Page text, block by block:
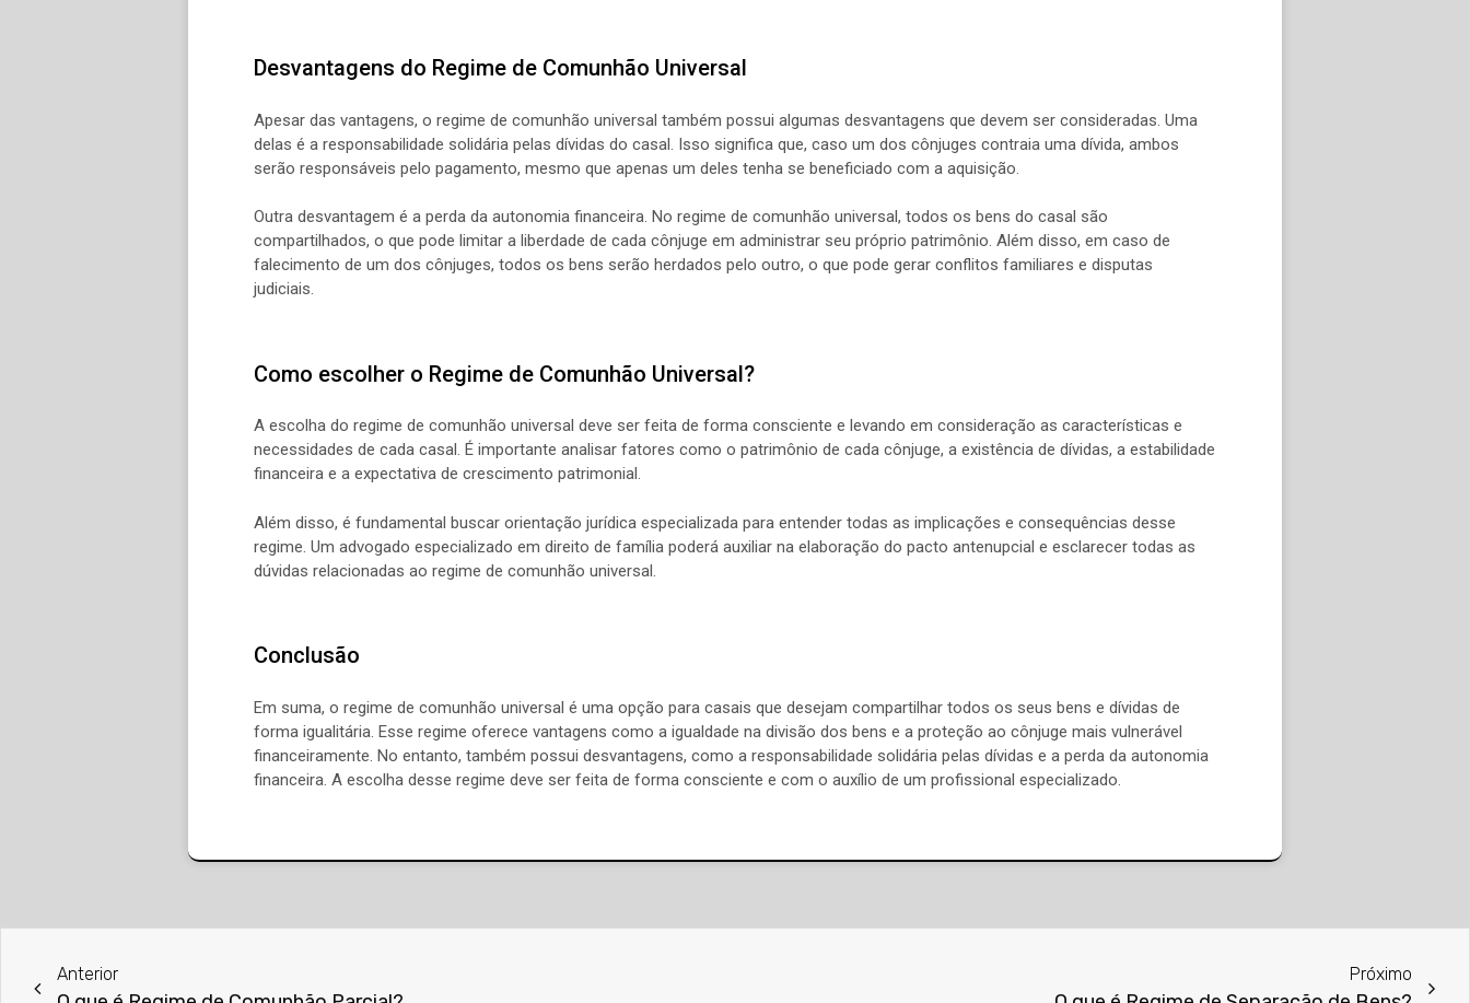
Desvantagens do Regime de Comunhão Universal
Apesar das vantagens, o regime de comunhão universal também possui algumas desvantagens que devem ser consideradas. Uma
delas é a responsabilidade solidária pelas dívidas do casal. Isso significa que, caso um dos cônjuges contraia uma dívida, ambos
serão responsáveis pelo pagamento, mesmo que apenas um deles tenha se beneficiado com a aquisição.
Outra desvantagem é a perda da autonomia financeira. No regime de comunhão universal, todos os bens do casal são
compartilhados, o que pode limitar a liberdade de cada cônjuge em administrar seu próprio patrimônio. Além disso, em caso de
falecimento de um dos cônjuges, todos os bens serão herdados pelo outro, o que pode gerar conflitos familiares e disputas
judiciais.
Como escolher o Regime de Comunhão Universal?
A escolha do regime de comunhão universal deve ser feita de forma consciente e levando em consideração as características e
necessidades de cada casal. É importante analisar fatores como o patrimônio de cada cônjuge, a existência de dívidas, a estabilidade
financeira e a expectativa de crescimento patrimonial.
Além disso, é fundamental buscar orientação jurídica especializada para entender todas as implicações e consequências desse
regime. Um advogado especializado em direito de família poderá auxiliar na elaboração do pacto antenupcial e esclarecer todas as
dúvidas relacionadas ao regime de comunhão universal.
Conclusão
Em suma, o regime de comunhão universal é uma opção para casais que desejam compartilhar todos os seus bens e dívidas de
forma igualitária. Esse regime oferece vantagens como a igualdade na divisão dos bens e a proteção ao cônjuge mais vulnerável
financeiramente. No entanto, também possui desvantagens, como a responsabilidade solidária pelas dívidas e a perda da autonomia
financeira. A escolha desse regime deve ser feita de forma consciente e com o auxílio de um profissional especializado.
Anterior Próximo